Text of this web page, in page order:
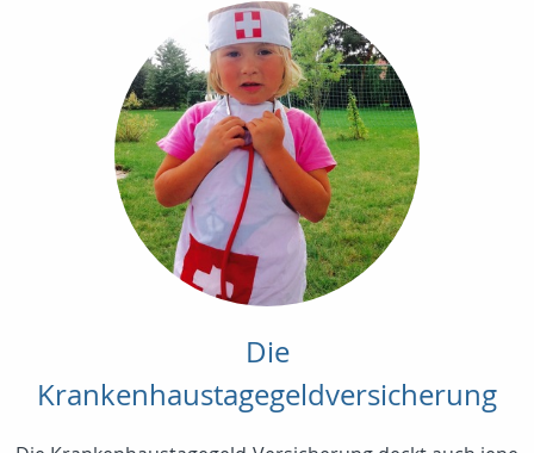
Die
Krankenhaustagegeldversicherung